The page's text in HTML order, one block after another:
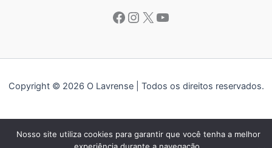
Copyright © 2026 O Lavrense | Todos os direitos reservados.
Nosso site utiliza cookies para garantir que você tenha a melhor